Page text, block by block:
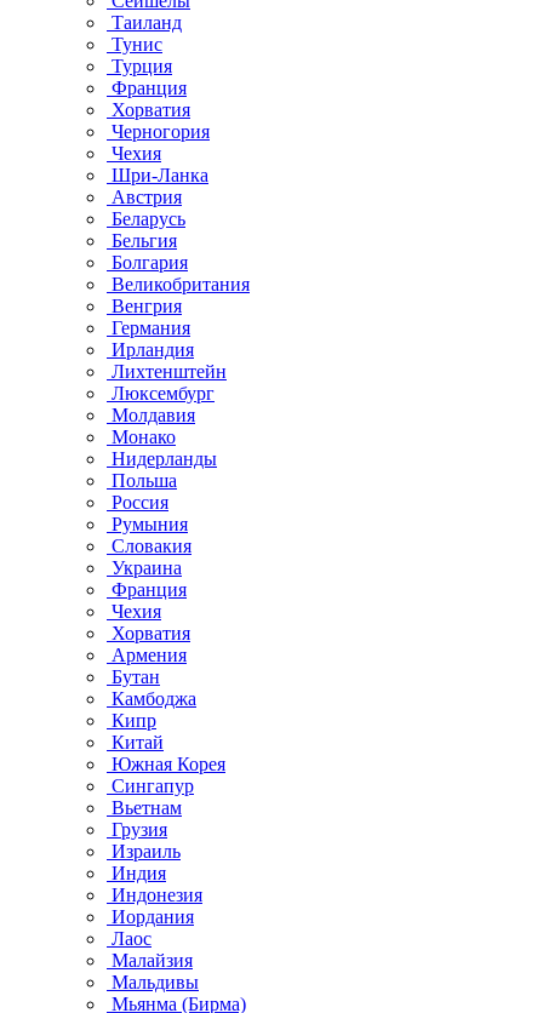
Таиланд
Тунис
Турция
Франция
Хорватия
Черногория
Чехия
Шри-Ланка
Австрия
Беларусь
Бельгия
Болгария
Великобритания
Венгрия
Германия
Ирландия
Лихтенштейн
Люксембург
Молдавия
Монако
Нидерланды
Польша
Россия
Румыния
Словакия
Украина
Франция
Чехия
Хорватия
Армения
Бутан
Камбоджа
Кипр
Китай
Южная Корея
Сингапур
Вьетнам
Грузия
Израиль
Индия
Индонезия
Иордания
Лаос
Малайзия
Мальдивы
Мьянма (Бирма)